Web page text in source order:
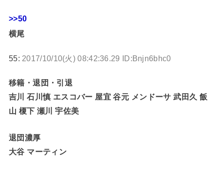
>>50
横尾
55: 2017/10/10(火) 08:42:36.29 ID:Bnjn6bhc0
移籍・退団・引退
吉川 石川慎 エスコバー 屋宜 谷元 メンドーサ 武田久 飯
山 榎下 瀬川 宇佐美
退団濃厚
大谷 マーティン